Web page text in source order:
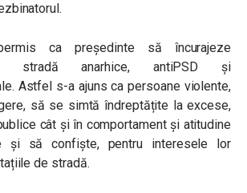
ca președinte să încurajeze
stradă anarhice, antiPSD și
Astfel s-a ajuns ca persoane violente,
să se simtă îndreptățite la excese,
cât și în comportament și atitudine
și să confiște, pentru interesele lor
de stradă.